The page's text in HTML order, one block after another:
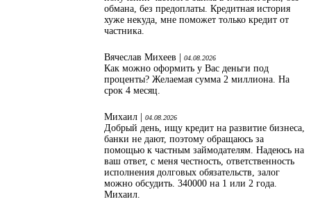
обмана, без предоплаты. Кредитная история
хуже некуда, мне поможет только кредит от
частника.
Вячеслав Михеев | 04.08.2026
Как можно оформить у Вас деньги под
проценты? Желаемая сумма 2 миллиона. На
срок 4 месяц.
Михаил | 04.08.2026
Добрый день, ищу кредит на развитие бизнеса,
банки не дают, поэтому обращаюсь за
помощью к частным займодателям. Надеюсь на
ваш ответ, с меня честность, ответственность
исполнения долговых обязательств, залог
можно обсудить. 340000 на 1 или 2 года.
Михаил.